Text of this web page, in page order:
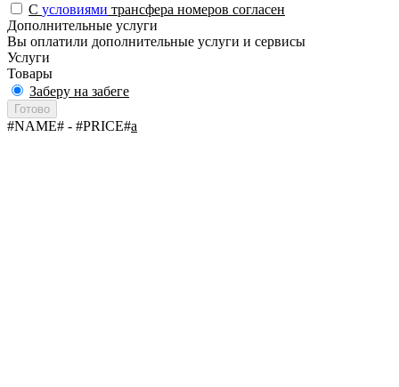
С условиями трансфера номеров согласен
Дополнительные услуги
Вы оплатили дополнительные услуги и сервисы
Услуги
Товары
Заберу на забеге
Готово
#NAME# - #PRICE#a